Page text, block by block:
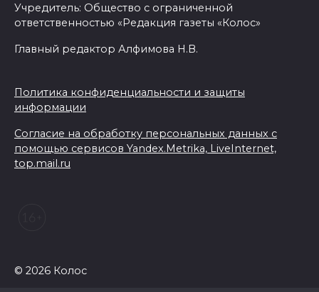
Учредитель: Общество с ограниченной
ответственностью «Редакция газеты «Колос»
Главный редактор Алфимова Н.В.
Политика конфиденциальности и защиты
информации
Согласие на обработку персональных данных с
помощью сервисов Yandex.Metrika, LiveInternet,
top.mail.ru
© 2026 Колос